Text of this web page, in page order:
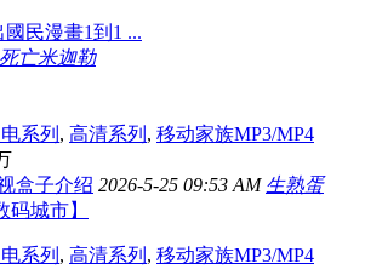
民漫畫1到1 ...
死亡米迦勒
系列 , 高清系列 , 移动家族MP3/MP4
盒子介绍 2026-5-25 09:53 AM 生熟蛋
码城市】
系列 , 高清系列 , 移动家族MP3/MP4